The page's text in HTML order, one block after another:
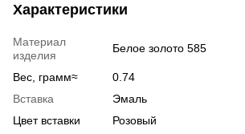
Характеристики
Материал
изделия
Белое золото 585
Вес, грамм≈
0.74
Вставка
Эмаль
Цвет вставки
Розовый